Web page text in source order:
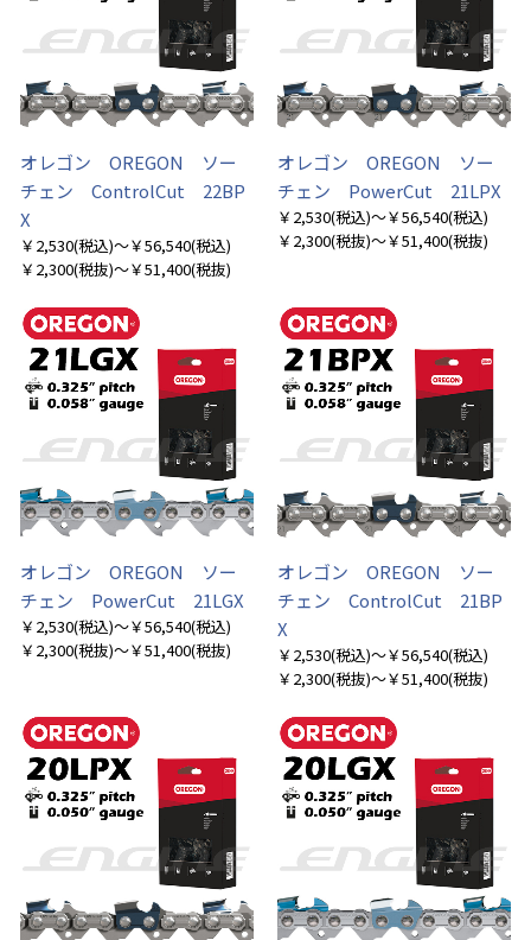
オレゴン OREGON ソー
チェン ControlCut 22BP
X
￥2,530(税込)～￥56,540(税込)
￥2,300(税抜)～￥51,400(税抜)
オレゴン OREGON ソー
チェン PowerCut 21LPX
￥2,530(税込)～￥56,540(税込)
￥2,300(税抜)～￥51,400(税抜)
オレゴン OREGON ソー
チェン PowerCut 21LGX
￥2,530(税込)～￥56,540(税込)
￥2,300(税抜)～￥51,400(税抜)
オレゴン OREGON ソー
チェン ControlCut 21BP
X
￥2,530(税込)～￥56,540(税込)
￥2,300(税抜)～￥51,400(税抜)